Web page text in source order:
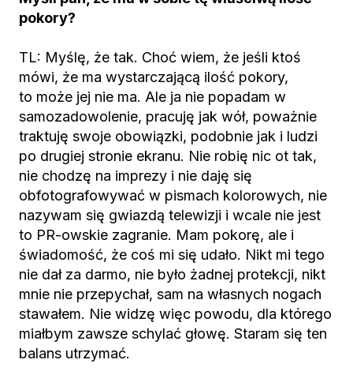
pokory?
TL: Myślę, że tak. Choć wiem, że jeśli ktoś
mówi, że ma wystarczającą ilość pokory,
to może jej nie ma. Ale ja nie popadam w
samozadowolenie, pracuję jak wół, poważnie
traktuję swoje obowiązki, podobnie jak i ludzi
po drugiej stronie ekranu. Nie robię nic ot tak,
nie chodzę na imprezy i nie daję się
obfotografowywać w pismach kolorowych, nie
nazywam się gwiazdą telewizji i wcale nie jest
to PR-owskie zagranie. Mam pokorę, ale i
świadomość, że coś mi się udało. Nikt mi tego
nie dał za darmo, nie było żadnej protekcji, nikt
mnie nie przepychał, sam na własnych nogach
stawałem. Nie widzę więc powodu, dla którego
miałbym zawsze schylać głowę. Staram się ten
balans utrzymać.